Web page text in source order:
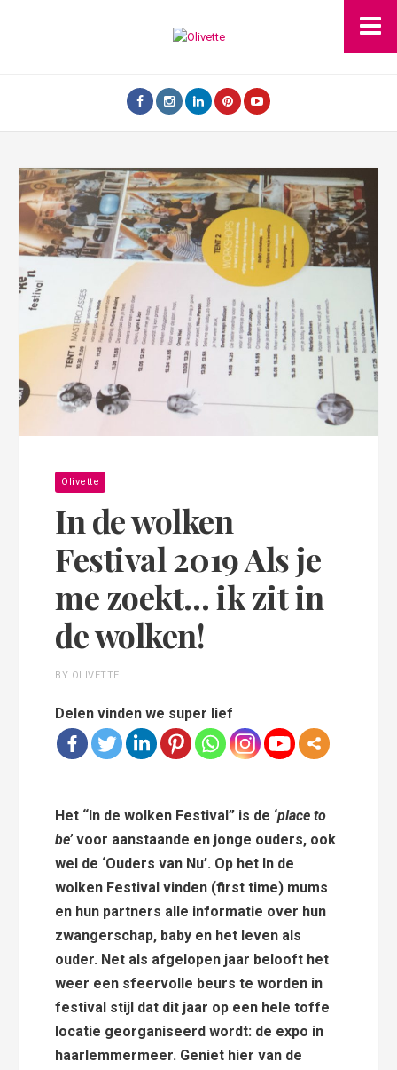
Olivette
In de wolken
Festival 2019 Als je
me zoekt… ik zit in
de wolken!
BY OLIVETTE
Delen vinden we super lief
Het “In de wolken Festival” is de ‘place to
be’voor aanstaande en jonge ouders, ook
wel de ‘Ouders van Nu’. Op het In de
wolken Festival vinden (first time) mums
en hun partners alle informatie over hun
zwangerschap, baby en het leven als
ouder. Net als afgelopen jaar belooft het
weer een sfeervolle beurs te worden in
festival stijl dat dit jaar op een hele toffe
locatie georganiseerd wordt: de expo in
haarlemmermeer. Geniet hier van de